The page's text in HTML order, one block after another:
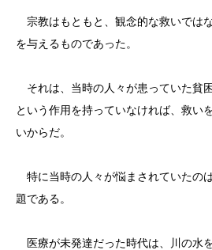
宗教はもともと、観念的な救いでは
を与えるものであった。
それは、当時の人々が患っていた貧
という作用を持っていなければ、救い
いからだ。
特に当時の人々が悩まされていたの
題である。
医療が未発達だった時代は、川の水